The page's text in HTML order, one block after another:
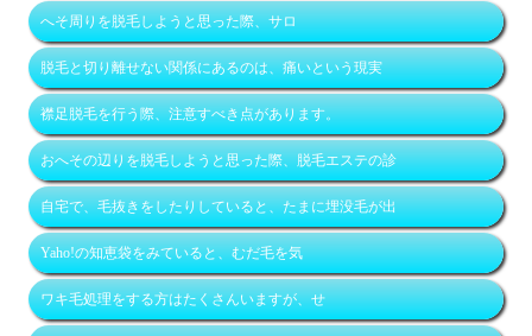
へそ周りを脱毛しようと思った際、サロ
脱毛と切り離せない関係にあるのは、痛いという現実
襟足脱毛を行う際、注意すべき点があります。
おへその辺りを脱毛しようと思った際、脱毛エステの診
自宅で、毛抜きをしたりしていると、たまに埋没毛が出
Yaho!の知恵袋をみていると、むだ毛を気
ワキ毛処理をする方はたくさんいますが、せ